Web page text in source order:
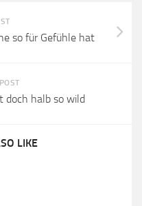
so für Gefühle hat
doch halb so wild
LIKE